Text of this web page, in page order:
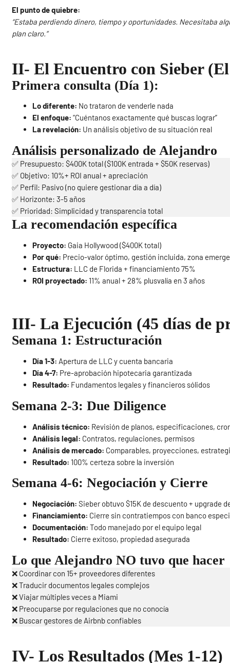
El punto de quiebre:
“Estaba perdiendo dinero, tiempo y oportunidades. Necesitaba
plan claro.”
II- El Encuentro con Sieber
Primera consulta (Día 1):
Lo diferente: No trataron de venderle nada
El enfoque: “Cuéntanos exactamente qué buscas lograr”
La revelación: Un análisis objetivo de su situación real
Análisis personalizado de Alejandro
✅ Presupuesto: $400K total ($100K entrada + $50K reservas)
✅ Objetivo: 10%+ ROI anual + apreciación
✅ Perfil: Pasivo (no quiere gestionar día a día)
✅ Horizonte: 3-5 años
✅ Prioridad: Simplicidad y transparencia total
La recomendación específica
Proyecto: Gaia Hollywood ($400K total)
Por qué: Precio-valor óptimo, gestión incluida, zona
Estructura: LLC de Florida + financiamiento 75%
ROI proyectado: 11% anual + 28% plusvalía en 3 años
III- La Ejecución (45 días de
Semana 1: Estructuración
Día 1-3: Apertura de LLC y cuenta bancaria
Día 4-7: Pre-aprobación hipotecaria garantizada
Resultado: Fundamentos legales y financieros sólidos
Semana 2-3: Due Diligence
Análisis técnico: Revisión de planos, especificaciones,
Análisis legal: Contratos, regulaciones, permisos
Análisis de mercado: Comparables, proyecciones,
Resultado: 100% certeza sobre la inversión
Semana 4-6: Negociación y Cierre
Negociación: Sieber obtuvo $15K de descuento + upgrade
Financiamiento: Cierre sin contratiempos con banco
Documentación: Todo manejado por el equipo legal
Resultado: Cierre exitoso, propiedad asegurada
Lo que Alejandro NO tuvo que hacer
❌ Coordinar con 15+ proveedores diferentes
❌ Traducir documentos legales complejos
❌ Viajar múltiples veces a Miami
❌ Preocuparse por regulaciones que no conocía
❌ Buscar gestores de Airbnb confiables
IV- Los Resultados (Mes 1-12)